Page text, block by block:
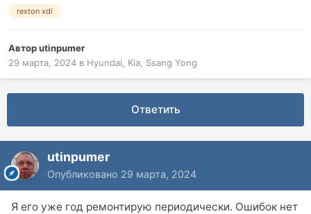
rexton xdi
Авторutinpumer
29 марта, 2024 в Hyundai, Kia, Ssang Yong
Ответить
utinpumer
Опубликовано 29 марта, 2024
Я его уже год ремонтирую периодически. Ошибок нет